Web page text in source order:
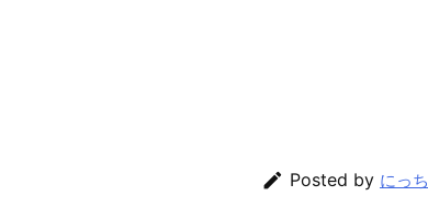
 Posted by にっち